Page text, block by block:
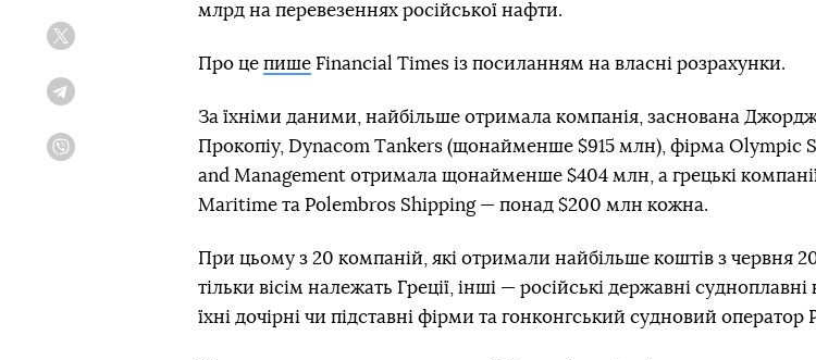
млрд на перевезеннях російської нафти.
Про це пише Financial Times із посиланням на власні розрахунки.
За їхніми даними, найбільше отримала компанія, заснована
Прокопіу, Dynacom Tankers (щонайменше $915 млн), фірма Olympic
and Management отримала щонайменше $404 млн, а грецькі
Maritime та Polembros Shipping — понад $200 млн кожна.
При цьому з 20 компаній, які отримали найбільше коштів з червня
тільки вісім належать Греції, інші — російські державні судноплавні
їхні дочірні чи підставні фірми та гонконгський судновий оператор